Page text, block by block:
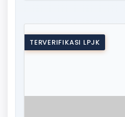
TERVERIFIKASI LPJK